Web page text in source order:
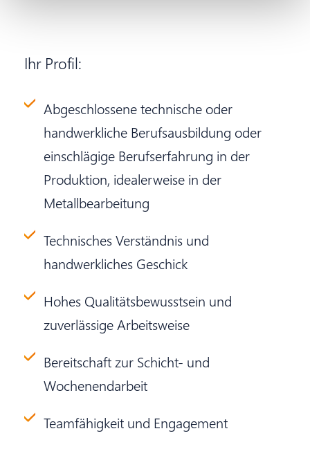
Ihr Profil:
Abgeschlossene technische oder
handwerkliche Berufsausbildung oder
einschlägige Berufserfahrung in der
Produktion, idealerweise in der
Metallbearbeitung
Technisches Verständnis und
handwerkliches Geschick
Hohes Qualitätsbewusstsein und
zuverlässige Arbeitsweise
Bereitschaft zur Schicht- und
Wochenendarbeit
Teamfähigkeit und Engagement